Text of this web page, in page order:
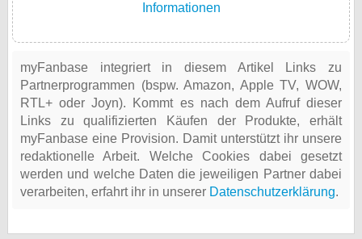
Informationen
myFanbase integriert in diesem Artikel Links zu
Partnerprogrammen (bspw. Amazon, Apple TV, WOW,
RTL+ oder Joyn). Kommt es nach dem Aufruf dieser
Links zu qualifizierten Käufen der Produkte, erhält
myFanbase eine Provision. Damit unterstützt ihr unsere
redaktionelle Arbeit. Welche Cookies dabei gesetzt
werden und welche Daten die jeweiligen Partner dabei
verarbeiten, erfahrt ihr in unserer Datenschutzerklärung.